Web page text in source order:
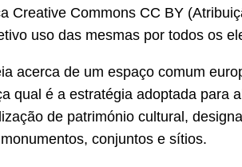
Creative Commons CC BY
uso das mesmas por todos os
acerca de um espaço comum
qual é a estratégia adoptada
de património cultural,
conjuntos e sítios.